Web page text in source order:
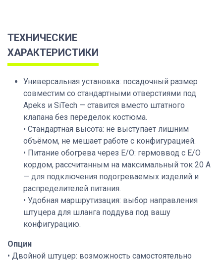
ТЕХНИЧЕСКИЕ
ХАРАКТЕРИСТИКИ
Универсальная установка: посадочный размер
совместим со стандартными отверстиями под
Apeks и SiTech — ставится вместо штатного
клапана без переделок костюма.
• Стандартная высота: не выступает лишним
объёмом, не мешает работе с конфигурацией.
• Питание обогрева через E/O: гермоввод с Е/О
кордом, рассчитанным на максимальный ток 20 А
— для подключения подогреваемых изделий и
распределителей питания.
• Удобная маршрутизация: выбор направления
штуцера для шланга поддува под вашу
конфигурацию.
Опции
• Двойной штуцер: возможность самостоятельно